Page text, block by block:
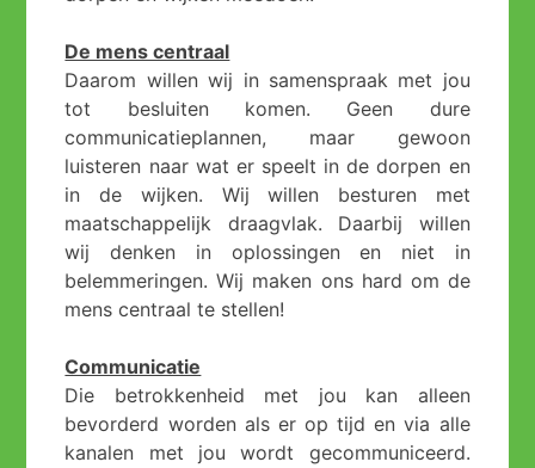
De mens centraal
Daarom willen wij in samenspraak met jou
tot besluiten komen. Geen dure
communicatieplannen, maar gewoon
luisteren naar wat er speelt in de dorpen en
in de wijken. Wij willen besturen met
maatschappelijk draagvlak. Daarbij willen
wij denken in oplossingen en niet in
belemmeringen. Wij maken ons hard om de
mens centraal te stellen!
Communicatie
Die betrokkenheid met jou kan alleen
bevorderd worden als er op tijd en via alle
kanalen met jou wordt gecommuniceerd.